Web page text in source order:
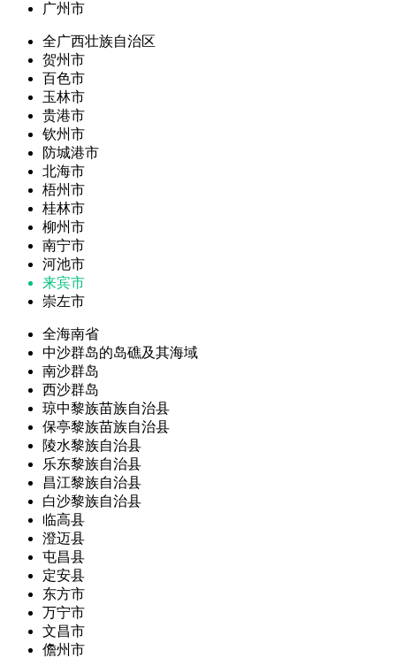
广州市
全广西壮族自治区
贺州市
百色市
玉林市
贵港市
钦州市
防城港市
北海市
梧州市
桂林市
柳州市
南宁市
河池市
来宾市
崇左市
全海南省
中沙群岛的岛礁及其海域
南沙群岛
西沙群岛
琼中黎族苗族自治县
保亭黎族苗族自治县
陵水黎族自治县
乐东黎族自治县
昌江黎族自治县
白沙黎族自治县
临高县
澄迈县
屯昌县
定安县
东方市
万宁市
文昌市
儋州市